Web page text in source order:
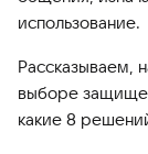
использование.
Рассказываем,
выборе
какие 8